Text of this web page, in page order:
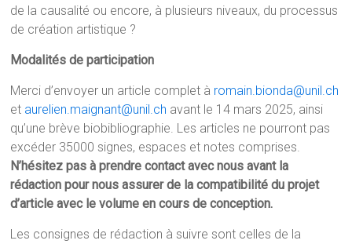
de la causalité ou encore, à plusieurs niveaux, du processus
de création artistique ?
Modalités de participation
Merci d’envoyer un article complet à romain.bionda@unil.ch
et aurelien.maignant@unil.ch avant le 14 mars 2025, ainsi
qu’une brève biobibliographie. Les articles ne pourront pas
excéder 35000 signes, espaces et notes comprises.
N’hésitez pas à prendre contact avec nous avant la
rédaction pour nous assurer de la compatibilité du projet
d’article avec le volume en cours de conception.
Les consignes de rédaction à suivre sont celles de la